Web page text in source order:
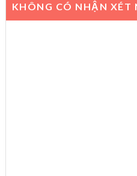
KHÔNG CÓ NHẬN XÉT